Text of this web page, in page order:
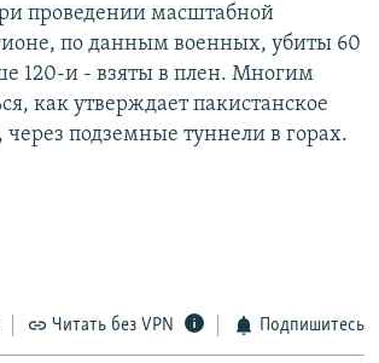
РС
проведении масштабной
по данным военных, убиты 60
120-и - взяты в плен. Многим
как утверждает пакистанское
подземные туннели в горах.
Читать без VPN Подпишитесь